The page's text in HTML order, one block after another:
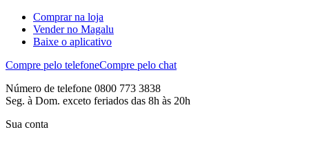
Comprar na loja
Vender no Magalu
Baixe o aplicativo
Compre pelo telefoneCompre pelo chat
Número de telefone 0800 773 3838
Seg. à Dom. exceto feriados das 8h às 20h
Sua conta